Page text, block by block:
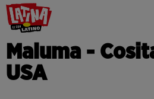
Maluma -
USA